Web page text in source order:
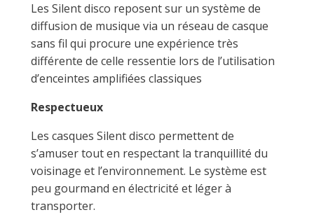
Les Silent disco reposent sur un système de
diffusion de musique via un réseau de casque
sans fil qui procure une expérience très
différente de celle ressentie lors de l’utilisation
d’enceintes amplifiées classiques
Respectueux
Les casques Silent disco permettent de
s’amuser tout en respectant la tranquillité du
voisinage et l’environnement. Le système est
peu gourmand en électricité et léger à
transporter.